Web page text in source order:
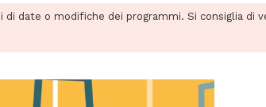
date o modifiche dei programmi. Si consiglia